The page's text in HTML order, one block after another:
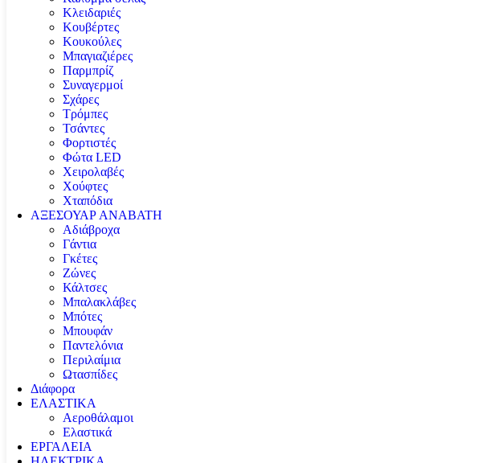
Κλειδαριές
Κουβέρτες
Κουκούλες
Μπαγιαζιέρες
Παρμπρίζ
Συναγερμοί
Σχάρες
Τρόμπες
Τσάντες
Φορτιστές
Φώτα LED
Χειρολαβές
Χούφτες
Χταπόδια
ΑΞΕΣΟΥΑΡ ΑΝΑΒΑΤΗ
Αδιάβροχα
Γάντια
Γκέτες
Ζώνες
Κάλτσες
Μπαλακλάβες
Μπότες
Μπουφάν
Παντελόνια
Περιλαίμια
Ωτασπίδες
Διάφορα
ΕΛΑΣΤΙΚΑ
Αεροθάλαμοι
Ελαστικά
ΕΡΓΑΛΕΙΑ